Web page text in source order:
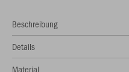
Beschreibung
Details
Material